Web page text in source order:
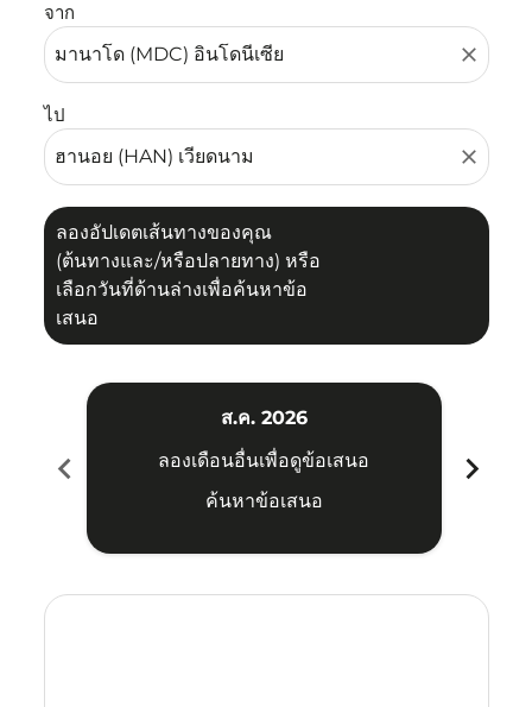
จาก
close
ไป
close
ลองอัปเดตเส้นทางของคุณ
(ต้นทางและ/หรือปลายทาง) หรือ
เลือกวันที่ด้านล่างเพื่อค้นหาข้อ
เสนอ
chevron_left
ส.ค. 2026
ลองเดือนอื่นเพื่อดูข้อเสนอ
ค้นหาข้อเสนอ
chevron_right